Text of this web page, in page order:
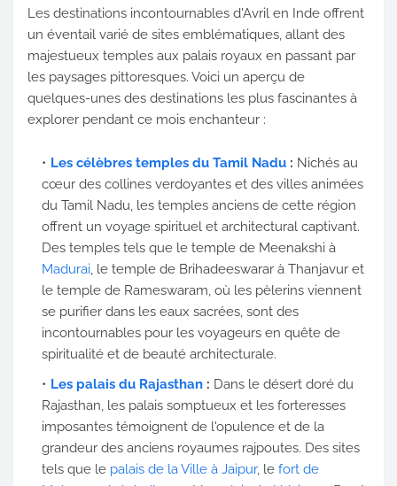
Les destinations incontournables d'Avril en Inde offrent
un éventail varié de sites emblématiques, allant des
majestueux temples aux palais royaux en passant par
les paysages pittoresques. Voici un aperçu de
quelques-unes des destinations les plus fascinantes à
explorer pendant ce mois enchanteur :
Les célèbres temples du Tamil Nadu : Nichés au
cœur des collines verdoyantes et des villes animées
du Tamil Nadu, les temples anciens de cette région
offrent un voyage spirituel et architectural captivant.
Des temples tels que le temple de Meenakshi à
Madurai, le temple de Brihadeeswarar à Thanjavur et
le temple de Rameswaram, où les pèlerins viennent
se purifier dans les eaux sacrées, sont des
incontournables pour les voyageurs en quête de
spiritualité et de beauté architecturale.
Les palais du Rajasthan : Dans le désert doré du
Rajasthan, les palais somptueux et les forteresses
imposantes témoignent de l'opulence et de la
grandeur des anciens royaumes rajpoutes. Des sites
tels que le palais de la Ville à Jaipur, le fort de